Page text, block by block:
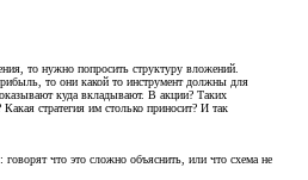
то нужно попросить структуру вложений.
то они какой то инструмент должны для
куда вкладывают. В акции? Таких
стратегия им столько приносит? И так
что это сложно объяснить, или что схема не